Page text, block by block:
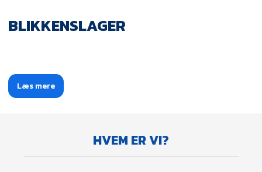
BLIKKENSLAGER
Læs mere​
HVEM ER VI?